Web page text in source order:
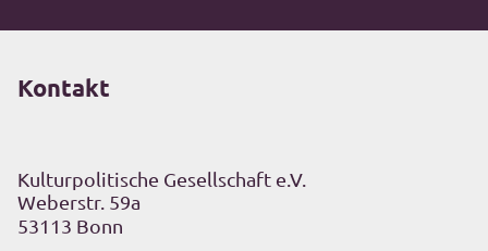
Kontakt
Kulturpolitische Gesellschaft e.V.
Weberstr. 59a
53113 Bonn